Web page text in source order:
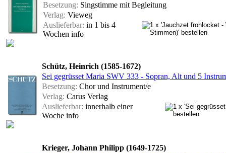
Besetzung: Singstimme mit Begleitung
Verlag: Vieweg
Auslieferbar: in 1 bis 4
Wochen info
Schütz, Heinrich (1585-1672)
Sei gegrüsset Maria SWV 333 - Sopran, Alt und 5
Besetzung: Chor und Instrument/e
Verlag: Carus Verlag
Auslieferbar: innerhalb einer
Woche info
Krieger, Johann Philipp (1649-1725)